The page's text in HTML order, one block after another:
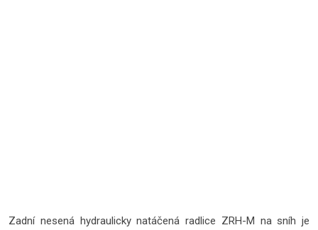
Zadní nesená hydraulicky natáčená radlice ZRH-M na sníh je